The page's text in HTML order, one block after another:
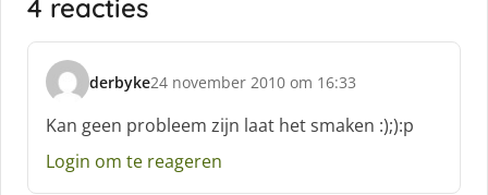
4 reacties
derbyke
s
c
h
r
24 november 2010 om 16:33
Kan geen probleem zijn laat het smaken :);):p
Login om te reageren